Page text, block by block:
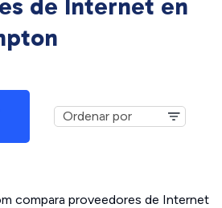
de Internet en
compara proveedores de Internet